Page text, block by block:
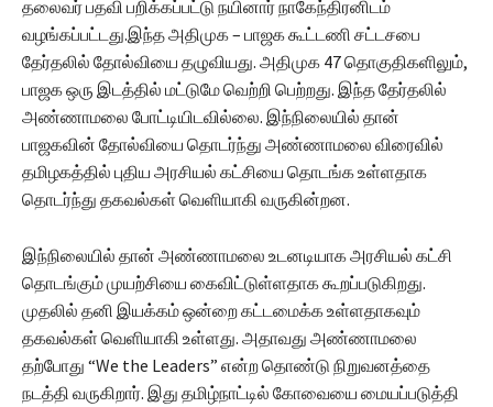
தலைவர் பதவி பறிக்கப்பட்டு நயினார் நாகேந்திரனிடம்
வழங்கப்பட்டது.இந்த அதிமுக – பாஜக கூட்டணி சட்டசபை
தேர்தலில் தோல்வியை தழுவியது. அதிமுக 47 தொகுதிகளிலும்,
பாஜக ஒரு இடத்தில் மட்டுமே வெற்றி பெற்றது. இந்த தேர்தலில்
அண்ணாமலை போட்டியிடவில்லை. இந்நிலையில் தான்
பாஜகவின் தோல்வியை தொடர்ந்து அண்ணாமலை விரைவில்
தமிழகத்தில் புதிய அரசியல் கட்சியை தொடங்க உள்ளதாக
தொடர்ந்து தகவல்கள் வெளியாகி வருகின்றன.
இந்நிலையில் தான் அண்ணாமலை உடனடியாக அரசியல் கட்சி
தொடங்கும் முயற்சியை கைவிட்டுள்ளதாக கூறப்படுகிறது.
முதலில் தனி இயக்கம் ஒன்றை கட்டமைக்க உள்ளதாகவும்
தகவல்கள் வெளியாகி உள்ளது. அதாவது அண்ணாமலை
தற்போது “We the Leaders” என்ற தொண்டு நிறுவனத்தை
நடத்தி வருகிறார். இது தமிழ்நாட்டில் கோவையை மையப்படுத்தி